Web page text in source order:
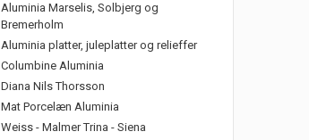
Aluminia Marselis, Solbjerg og
Bremerholm
Aluminia platter, juleplatter og relieffer
Columbine Aluminia
Diana Nils Thorsson
Mat Porcelæn Aluminia
Weiss - Malmer Trina - Siena